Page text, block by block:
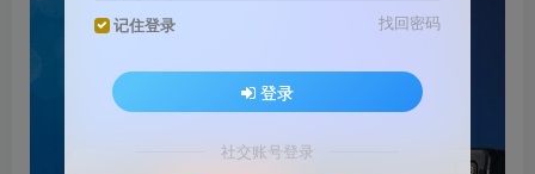
记住登录 找回密码
登录
社交账号登录